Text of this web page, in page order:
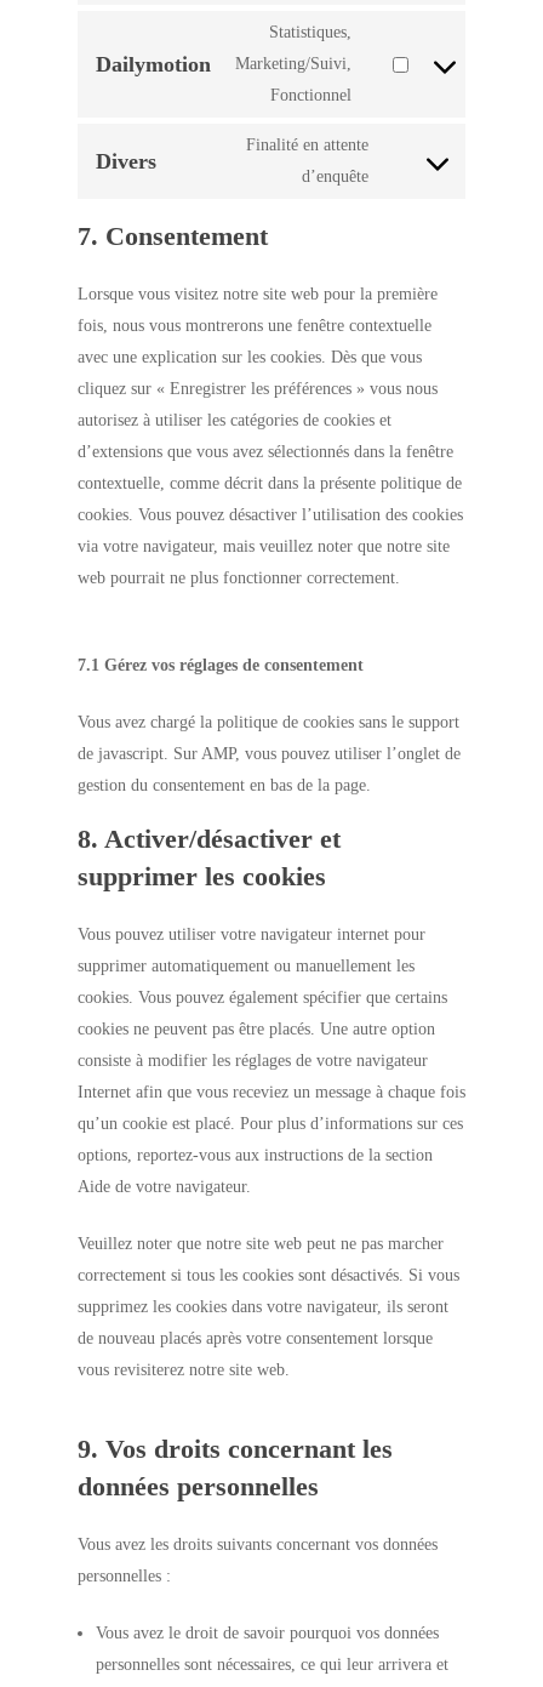
youtube
Dailymotion
Statistiques,
Marketing/Suivi,
Fonctionnel
Consent
dailymotion
Divers
Finalité en attente
d’enquête
Consent
7. Consentement
Lorsque vous visitez notre site web pour la première
fois, nous vous montrerons une fenêtre contextuelle
avec une explication sur les cookies. Dès que vous
cliquez sur « Enregistrer les préférences » vous nous
autorisez à utiliser les catégories de cookies et
d’extensions que vous avez sélectionnés dans la fenêtre
contextuelle, comme décrit dans la présente politique de
cookies. Vous pouvez désactiver l’utilisation des cookies
via votre navigateur, mais veuillez noter que notre site
web pourrait ne plus fonctionner correctement.
7.1 Gérez vos réglages de consentement
Vous avez chargé la politique de cookies sans le support
de javascript. Sur AMP, vous pouvez utiliser l’onglet de
gestion du consentement en bas de la page.
8. Activer/désactiver et
supprimer les cookies
Vous pouvez utiliser votre navigateur internet pour
supprimer automatiquement ou manuellement les
cookies. Vous pouvez également spécifier que certains
cookies ne peuvent pas être placés. Une autre option
consiste à modifier les réglages de votre navigateur
Internet afin que vous receviez un message à chaque fois
qu’un cookie est placé. Pour plus d’informations sur ces
options, reportez-vous aux instructions de la section
Aide de votre navigateur.
Veuillez noter que notre site web peut ne pas marcher
correctement si tous les cookies sont désactivés. Si vous
supprimez les cookies dans votre navigateur, ils seront
de nouveau placés après votre consentement lorsque
vous revisiterez notre site web.
9. Vos droits concernant les
données personnelles
Vous avez les droits suivants concernant vos données
personnelles :
Vous avez le droit de savoir pourquoi vos données
personnelles sont nécessaires, ce qui leur arrivera et